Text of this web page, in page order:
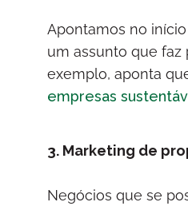
Apontamos no
um assunto que faz
exemplo, aponta
empresas
3. Marketing de
Negócios que se